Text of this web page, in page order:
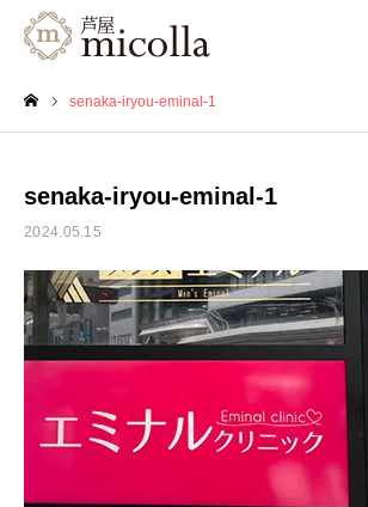
senaka-iryou-eminal-1
senaka-iryou-eminal-1
2024.05.15